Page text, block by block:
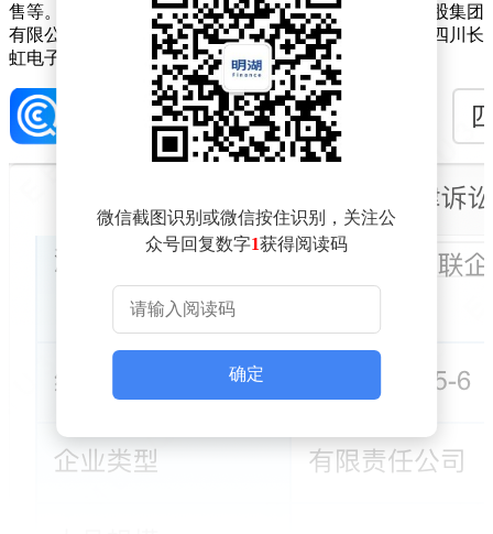
售等。企查查股权穿透显示，该公司由四川九洲投资控股集团
有限公司全资子公司四川九洲电器集团有限责任公司、四川长
虹电子控股集团有限公司等共同持股。
微信截图识别或微信按住识别，关注公
众号回复数字1获得阅读码
确定